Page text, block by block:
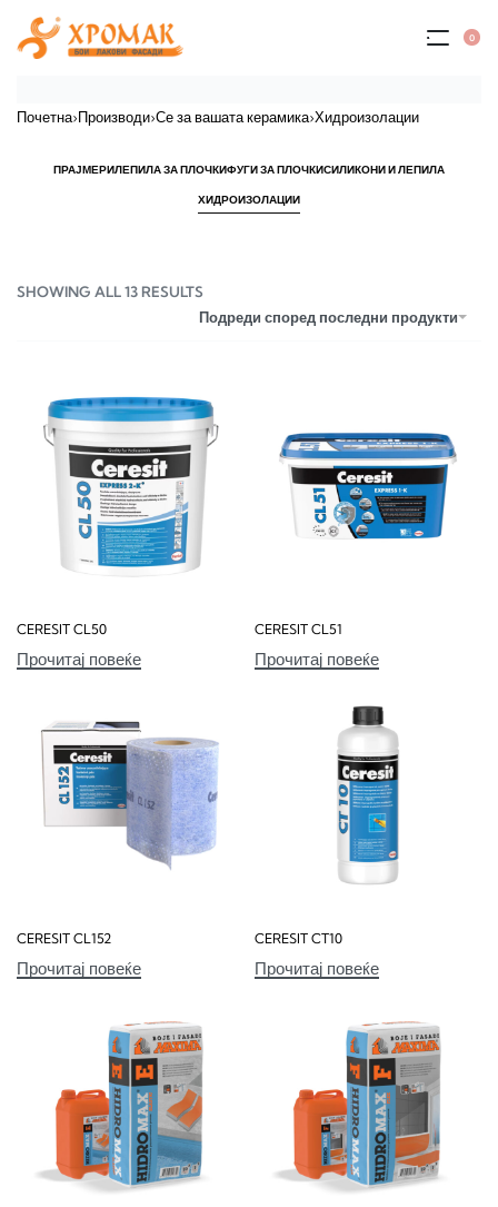
0
Почетна›Производи›Се за вашата керамика›Хидроизолации
ПРАЈМЕРИЛЕПИЛА ЗА ПЛОЧКИФУГИ ЗА ПЛОЧКИСИЛИКОНИ И ЛЕПИЛА
ХИДРОИЗОЛАЦИИ
SHOWING ALL 13 RESULTS
Подреди според последни продукти
CERESIT CL50
Прочитај повеќе
CERESIT CL51
Прочитај повеќе
CERESIT CL152
Прочитај повеќе
CERESIT CT10
Прочитај повеќе